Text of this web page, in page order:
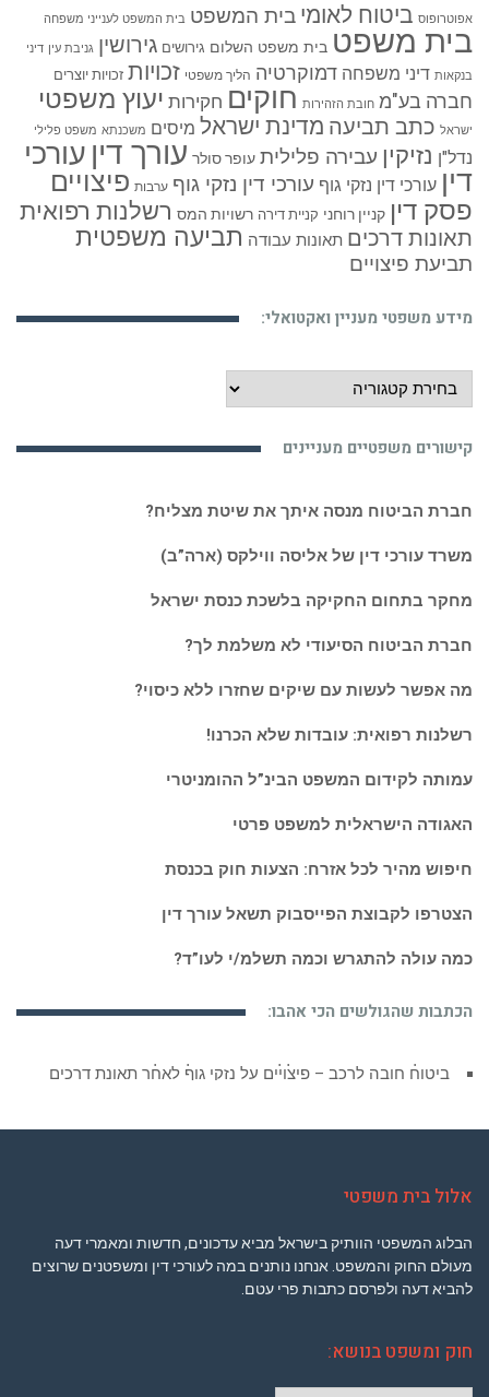
אפוטרופוס ביטוח לאומי בית המשפט בית המשפט לענייני משפחה
בית משפט בית משפט השלום גירושים גירושין גניבת עין דיני
בנקאות דיני משפחה דמוקרטיה הליך משפטי זכויות זכויות יוצרים
חברה בע"מ חובת הזהירות חוקים חקירות יעוץ משפטי
ישראל כתב תביעה מדינת ישראל מיסים משכנתא משפט פלילי
נדל"ן נזיקין עבירה פלילית עופר סולר עורך דין עורכי
דין עורכי דין נזקי גוף עורכי דין נזקי גוף ערבות פיצויים
פסק דין קניין רוחני קניית דירה רשויות המס רשלנות רפואית
תאונות דרכים תאונות עבודה תביעה משפטית
תביעת פיצויים
מידע משפטי מעניין ואקטואלי:
מידע
משפטי
ואקטואלי:
קישורים משפטיים מעניינים
חברת הביטוח מנסה איתך את שיטת מצליח?
משרד עורכי דין של אליסה ווילקס (ארה”ב)
מחקר בתחום החקיקה בלשכת כנסת ישראל
חברת הביטוח הסיעודי לא משלמת לך?
מה אפשר לעשות עם שיקים שחזרו ללא כיסוי?
רשלנות רפואית: עובדות שלא הכרנו!
עמותה לקידום המשפט הבינ”ל ההומניטרי
האגודה הישראלית למשפט פרטי
חיפוש מהיר לכל אזרח: הצעות חוק בכנסת
הצטרפו לקבוצת הפייסבוק תשאל עורך דין
כמה עולה להתגרש וכמה תשלמ/י לעו”ד?
הכתבות שהגולשים הכי אהבו:
ביטוח חובה לרכב – פיצויים על נזקי גוף לאחר תאונת דרכים
אלול בית משפטי
הבלוג המשפטי הוותיק בישראל מביא עדכונים, חדשות ומאמרי דעה
מעולם החוק והמשפט. אנחנו נותנים במה לעורכי דין ומשפטנים שרוצים
להביא דעה ולפרסם כתבות פרי עטם.
חוק ומשפט בנושא: